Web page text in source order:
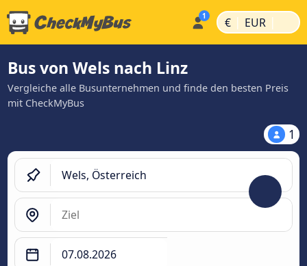
€ | EUR |
Bus von Wels nach Linz
Vergleiche alle Busunternehmen und finde den besten Preis
mit CheckMyBus
1